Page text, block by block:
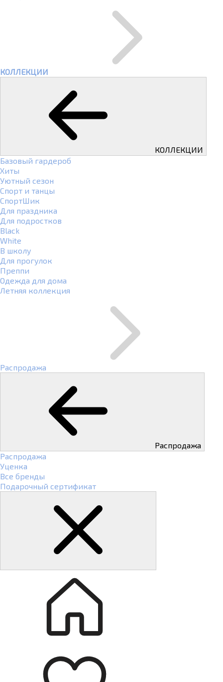
КОЛЛЕКЦИИ
КОЛЛЕКЦИИ
Базовый гардероб
Хиты
Уютный сезон
Спорт и танцы
СпортШик
Для праздника
Для подростков
Black
White
В школу
Для прогулок
Преппи
Одежда для дома
Летняя коллекция
Распродажа
Распродажа
Распродажа
Уценка
Все бренды
Подарочный сертификат